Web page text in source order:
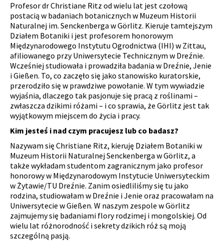
Profesor dr Christiane Ritz od wielu lat jest czołową
postacią w badaniach botanicznych w Muzeum Historii
Naturalnej im. Senckenberga w Görlitz. Kieruje tamtejszym
Działem Botaniki i jest profesorem honorowym
Międzynarodowego Instytutu Ogrodnictwa (IHI) w Zittau,
afiliowanego przy Uniwersytecie Technicznym w Dreźnie.
Wcześniej studiowała i prowadziła badania w Dreźnie, Jenie
i Gießen. To, co zaczęło się jako stanowisko kuratorskie,
przerodziło się w prawdziwe powołanie. W tym wywiadzie
wyjaśnia, dlaczego tak pasjonuje się pracą z roślinami –
zwłaszcza dzikimi różami – i co sprawia, że ​​Görlitz jest tak
wyjątkowym miejscem do życia i pracy.
Kim jesteś i nad czym pracujesz lub co badasz?
Nazywam się Christiane Ritz, kieruję Działem Botaniki w
Muzeum Historii Naturalnej Senckenberga w Görlitz, a
także wykładam studentom zagranicznym jako profesor
honorowy w Międzynarodowym Instytucie Uniwersyteckim
w Żytawie/TU Dreźnie. Zanim osiedliliśmy się tu jako
rodzina, studiowałam w Dreźnie i Jenie oraz pracowałam na
Uniwersytecie w Gießen. W naszym zespole w Görlitz
zajmujemy się badaniami flory rodzimej i mongolskiej. Od
wielu lat różnorodność i sekrety dzikich róż są moją
szczególną pasją.